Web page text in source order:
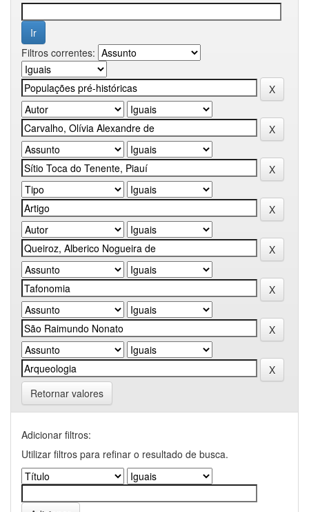
Filtros correntes:
Retornar valores
Adicionar filtros:
Utilizar filtros para refinar o resultado de busca.